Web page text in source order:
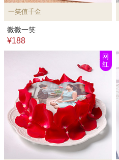
一笑值千金
微微一笑
¥188
网
红